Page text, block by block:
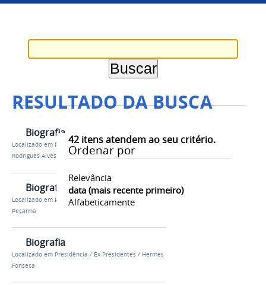
RESULTADO DA BUSCA
42itens atendem ao seu critério.
Ordenar por
Relevância
data (mais recente primeiro)
Alfabeticamente
Biografia
Localizado em Presidência /Ex-Presidentes /
Rodrigues Alves
Biografia
Localizado em Presidência /Ex-Presidentes
Peçanha
Biografia
Localizado em Presidência / Ex-Presidentes / Hermes
Fonseca